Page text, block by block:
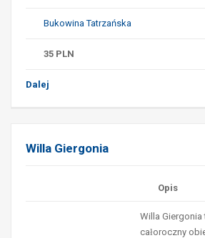
Bukowina Tatrzańska
35 PLN
Dalej
Willa Giergonia
Opis
Willa Giergonia
całoroczny